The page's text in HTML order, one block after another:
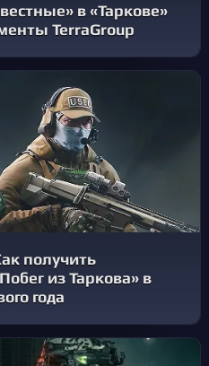
в «Таркове»
TerraGroup
получить
из Таркова» в
года